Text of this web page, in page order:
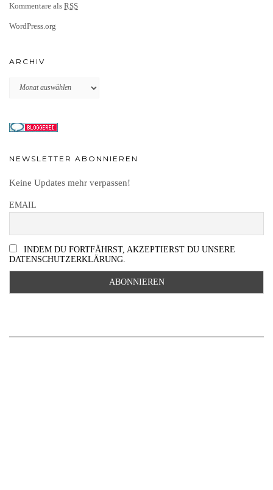
Kommentare als RSS
WordPress.org
ARCHIV
Archiv
NEWSLETTER ABONNIEREN
Keine Updates mehr verpassen!
EMAIL
INDEM DU FORTFÄHRST, AKZEPTIERST DU UNSERE
DATENSCHUTZERKLÄRUNG.